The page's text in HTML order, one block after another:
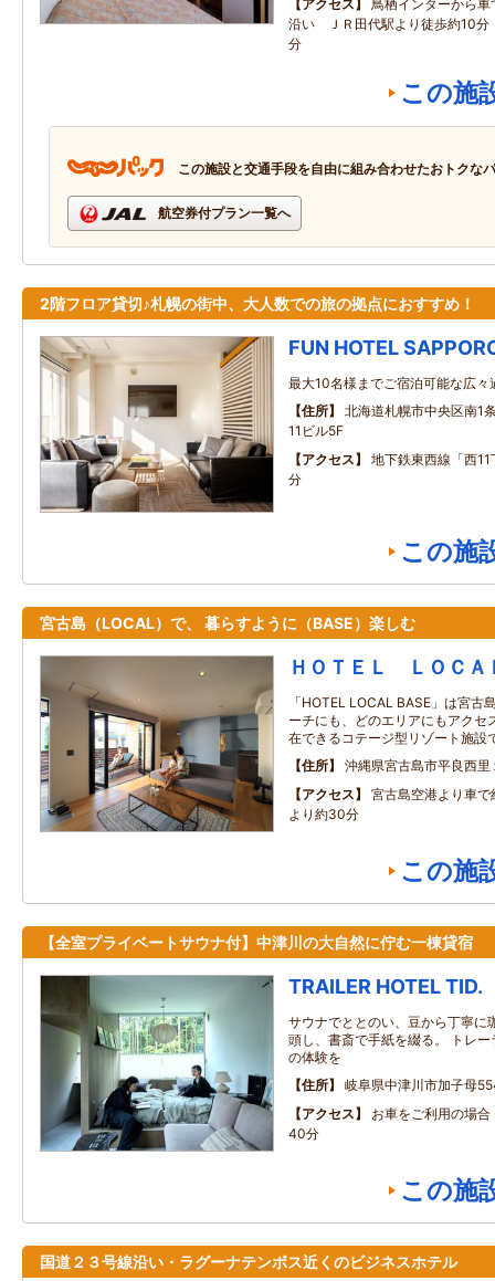
アクセス
鳥栖インターから
沿い ＪＲ田代駅より徒歩約10
分
この施
この施設と交通手段を自由に組み合わせたおトクな
航空券付プラン一覧へ
2階フロア貸切♪札幌の街中、大人数での旅の拠点におすすめ！
FUN HOTEL
最大10名様までご宿泊可能な広々
住所
北海道札幌市中央区南1
11ビル5F
アクセス
地下鉄東西線「西
分
この施
宮古島（LOCAL）で、 暮らすように（BASE）楽しむ
ＨＯＴＥＬ ＬＯＣ
「HOTEL LOCAL BASE」は宮古
ーチにも、どのエリアにもアクセ
在できるコテージ型リゾート施設
住所
沖縄県宮古島市平良西里
アクセス
宮古島空港より車
より約30分
この施
【全室プライベートサウナ付】中津川の大自然に佇む一棟貸宿
TRAILER HOTEL TID.
サウナでととのい、豆から丁寧に
頭し、書斎で手紙を綴る。 トレ
の体験を
住所
岐阜県中津川市加子母
アクセス
お車をご利用の場
40分
この施
国道２３号線沿い・ラグーナテンボス近くのビジネスホテル